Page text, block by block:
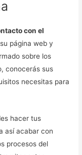
con el
página web y
sobre los
conocerás sus
necesitas para
hacer tus
así acabar con
procesos del